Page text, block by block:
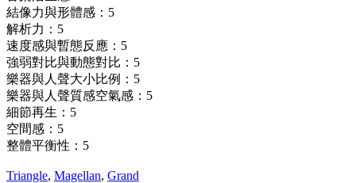
結像力與形體感： 5
解析力： 5
速度感與暫態反應： 5
強弱對比與動態對比： 5
樂器與人聲大小比例： 5
樂器與人聲質感空氣感： 5
細節再生： 5
空間感： 5
整體平衡性： 5
Triangle, Magellan, Grand